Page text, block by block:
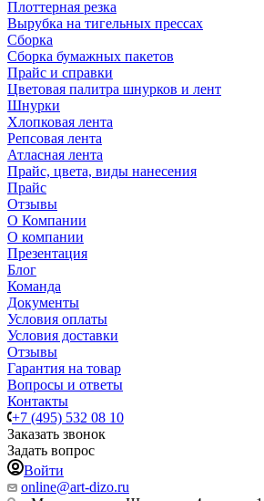
Плоттерная резка
Вырубка на тигельных прессах
Сборка
Сборка бумажных пакетов
Прайс и справки
Цветовая палитра шнурков и лент
Шнурки
Хлопковая лента
Репсовая лента
Атласная лента
Прайс, цвета, виды нанесения
Прайс
Отзывы
О Компании
О компании
Презентация
Блог
Команда
Документы
Условия оплаты
Условия доставки
Отзывы
Гарантия на товар
Вопросы и ответы
Контакты
+7 (495) 532 08 10
Заказать звонок
Задать вопрос
Войти
online@art-dizo.ru